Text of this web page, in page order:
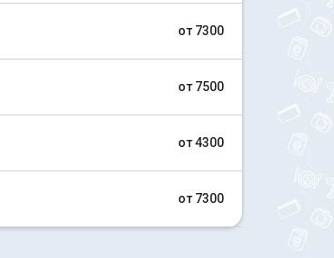
от 7300
от 7500
от 4300
от 7300